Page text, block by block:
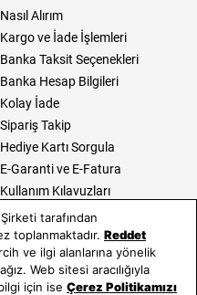
Nasıl Alırım
Kargo ve İade İşlemleri
Banka Taksit Seçenekleri
Banka Hesap Bilgileri
Kolay İade
Sipariş Takip
Hediye Kartı Sorgula
E-Garanti ve E-Fatura
Kullanım Kılavuzları
Kategoriler
Erkek Saat
Kadın Saat
tarafından
toplanmaktadır. Reddet
ve ilgi alanlarına yönelik
Web sitesi aracılığıyla
için ise Çerez Politikamızı